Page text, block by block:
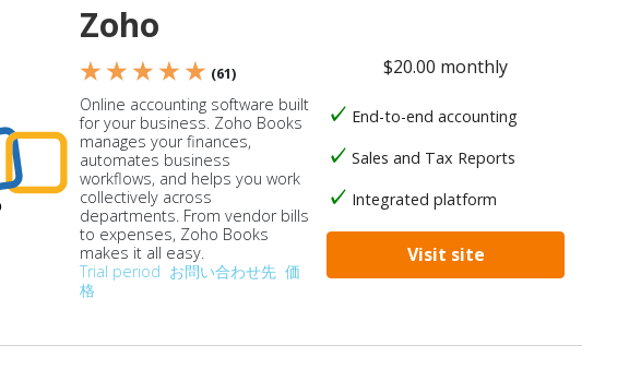
Zoho
★ ★ ★ ★ ★ (61)
Online accounting software built
for your business. Zoho Books
manages your finances,
automates business
workflows, and helps you work
collectively across
departments. From vendor bills
to expenses, Zoho Books
makes it all easy.
Trial period お問い合わせ先 価
格
$20.00 monthly
End-to-end accounting
Sales and Tax Reports
Integrated platform
Visit site